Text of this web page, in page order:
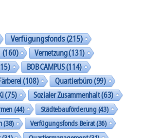
Verfügungsfonds(215)
(160) Vernetzung(131)
BOB CAMPUS(114)
(108) Quartierbüro(99)
(75) Sozialer Zusammenhalt(63)
(44) Städtebauförderung(43)
(38) Verfügungsfonds Beirat(36)